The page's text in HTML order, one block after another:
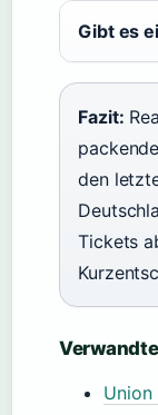
Gibt es
Fazit:
den
Tickets
Union